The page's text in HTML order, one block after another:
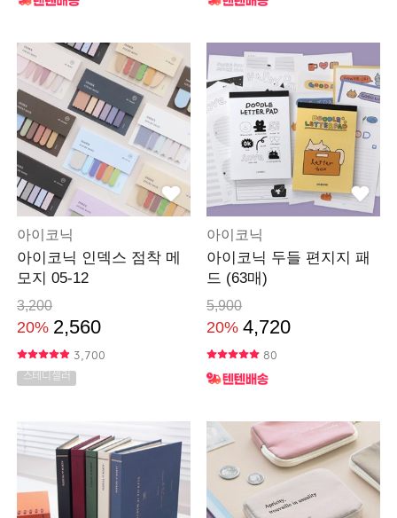
아이코닉
아이코닉 인덱스 점착 메
모지 05-12
3,200
20% 2,560
3,700
스테디셀러
아이코닉
아이코닉 두들 편지지 패
드 (63매)
5,900
20% 4,720
80